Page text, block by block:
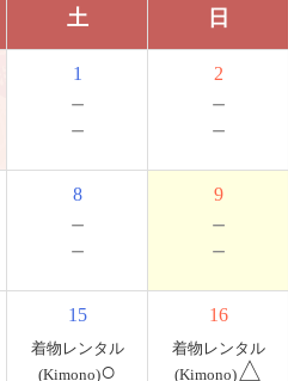
土 日
1
－
－
2
－
－
8
－
－
9
－
－
15
着物レンタル
(Kimono)○
16
着物レンタル
(Kimono)△